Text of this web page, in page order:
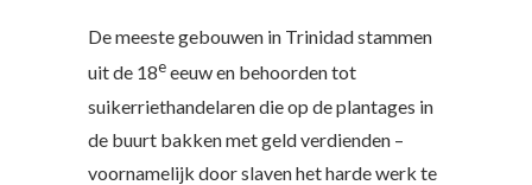
De meeste gebouwen in Trinidad stammen
uit de 18eeeuw en behoorden tot
suikerriethandelaren die op de plantages in
de buurt bakken met geld verdienden –
voornamelijk door slaven het harde werk te